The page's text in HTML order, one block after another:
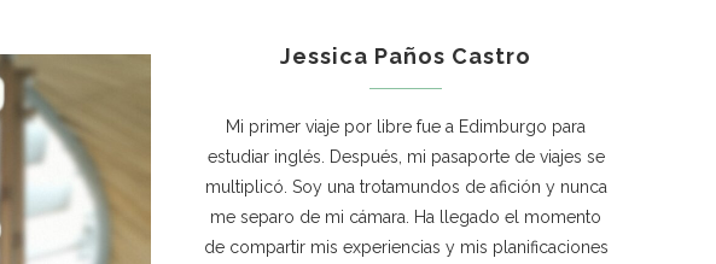
Jessica Paños Castro
Mi primer viaje por libre fue a Edimburgo para
estudiar inglés. Después, mi pasaporte de viajes se
multiplicó. Soy una trotamundos de afición y nunca
me separo de mi cámara. Ha llegado el momento
de compartir mis experiencias y mis planificaciones